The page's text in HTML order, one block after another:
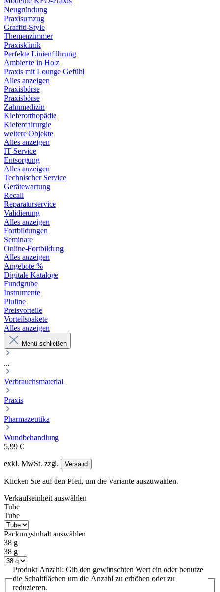
Neugründung
Praxisumzug
Graffiti-Style
Themenzimmer
Praxisklinik
Perfekte Linienführung
Ambiente in Holz
Praxis mit Lounge Gefühl
Alles anzeigen
Praxisbörse
Praxisbörse
Zahnmedizin
Kieferorthopädie
Kieferchirurgie
weitere Objekte
Alles anzeigen
IT Service
Entsorgung
Alles anzeigen
Technischer Service
Gerätewartung
Recall
Reparaturservice
Validierung
Alles anzeigen
Fortbildungen
Seminare
Online-Fortbildung
Alles anzeigen
Angebote %
Digitale Kataloge
Fundgrube
Instrumente
Pluline
Preisvorteile
Vorteilspakete
Alles anzeigen
Menü schließen
...
Verbrauchsmaterial
Praxis
Pharmazeutika
Wundbehandlung
5,99 €
exkl. MwSt. zzgl. Versand
Klicken Sie auf den Pfeil, um die Variante auszuwählen.
Verkaufseinheit auswählen
Tube
Tube
Packungsinhalt auswählen
38 g
38 g
Produkt Anzahl: Gib den gewünschten Wert ein oder benutze
die Schaltflächen um die Anzahl zu erhöhen oder zu
reduzieren.